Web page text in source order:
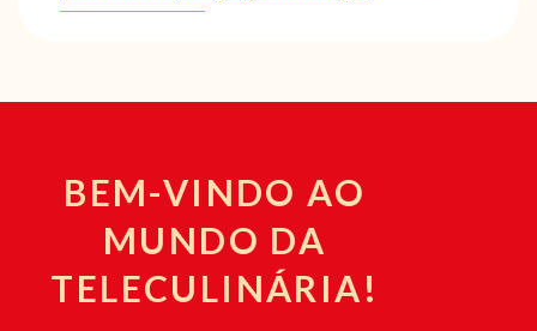
BEM-VINDO AO
MUNDO DA
TELECULINÁRIA!